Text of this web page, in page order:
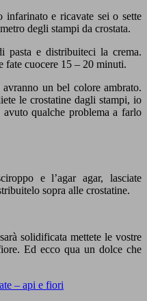
infarinato e ricavate sei o sette
degli stampi da crostata.
pasta e distribuiteci la crema.
fate cuocere 15 – 20 minuti.
un bel colore ambrato.
le crostatine dagli stampi, io
qualche problema a farlo
e l’agar agar, lasciate
sopra alle crostatine.
solidificata mettete le vostre
Ed ecco qua un dolce che